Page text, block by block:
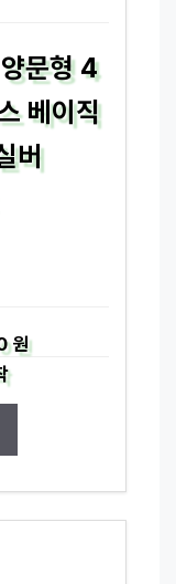
문형 4
베이직
버
원